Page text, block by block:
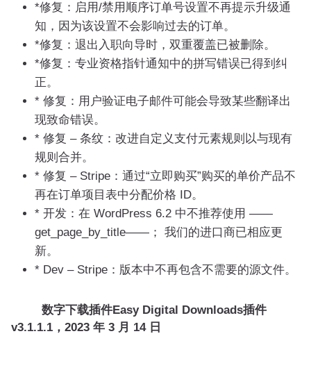
*修复：启用/禁用顺序订单号设置不再提示升级通
知，因为该设置不会影响过去的订单。
*修复：退出入职向导时，双重覆盖已被删除。
*修复：专业资格指针通知中的拼写错误已得到纠
正。
* 修复：用户验证电子邮件可能会导致某些翻译出
现致命错误。
* 修复 – 条纹：改进自定义支付元素规则以与现有
规则合并。
* 修复 – Stripe：通过“立即购买”购买的单价产品不
再在订单项目表中分配价格 ID。
* 开发：在 WordPress 6.2 中不推荐使用 ——
get_page_by_title——； 我们的进口商已相应更
新。
* Dev – Stripe：版本中不再包含不需要的源文件。
数字下载插件Easy Digital Downloads插件
v3.1.1.1，2023 年 3 月 14 日